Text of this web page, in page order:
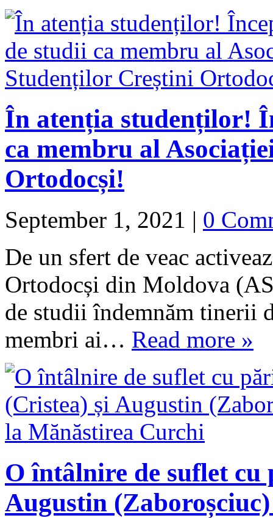
În atenția studenților!
ca membru al
Ortodocși!
September 1, 2021 | 0
De un sfert de veac
Ortodocși din Moldova
de studii îndemnăm tinerii
membri ai… Read more »
O întâlnire de suflet
Augustin